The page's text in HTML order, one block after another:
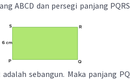
ABCD dan persegi panjang PQRS
sebangun. Maka panjang PQ